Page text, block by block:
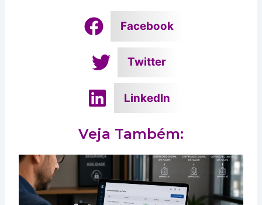
Facebook
Twitter
LinkedIn
Veja Também: